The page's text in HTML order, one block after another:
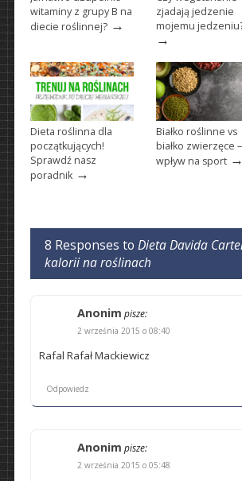
witaminy z grupy B na
diecie roślinnej?→
zjadają jedzenie
mojemu
→
Dieta roślinna dla
początkujących!
Sprawdź nasz
poradnik→
Białko roślinne vs
białko zwierzęce –
wpływ na sport→
8 Responses to Dieta Davida
kalorii na roślinach
Anonim pisze:
2 września 2015 o 08:40
Rafal Rafał Mackiewicz
Odpowiedz
Anonim pisze:
2 września 2015 o 05:48